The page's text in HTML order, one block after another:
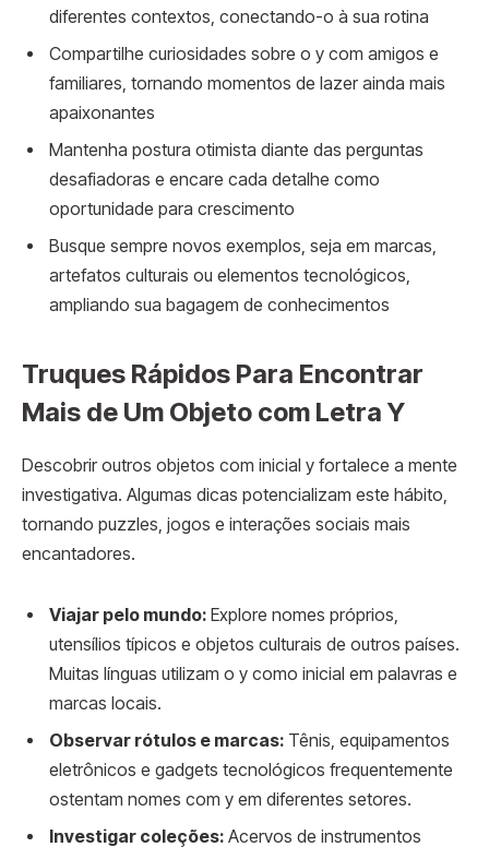
diferentes contextos, conectando-o à sua rotina
Compartilhe curiosidades sobre o y com amigos e
familiares, tornando momentos de lazer ainda mais
apaixonantes
Mantenha postura otimista diante das perguntas
desafiadoras e encare cada detalhe como
oportunidade para crescimento
Busque sempre novos exemplos, seja em marcas,
artefatos culturais ou elementos tecnológicos,
ampliando sua bagagem de conhecimentos
Truques Rápidos Para Encontrar
Mais de Um Objeto com Letra Y
Descobrir outros objetos com inicial y fortalece a mente
investigativa. Algumas dicas potencializam este hábito,
tornando puzzles, jogos e interações sociais mais
encantadores.
Viajar pelo mundo: Explore nomes próprios,
utensílios típicos e objetos culturais de outros países.
Muitas línguas utilizam o y como inicial em palavras e
marcas locais.
Observar rótulos e marcas: Tênis, equipamentos
eletrônicos e gadgets tecnológicos frequentemente
ostentam nomes com y em diferentes setores.
Investigar coleções: Acervos de instrumentos